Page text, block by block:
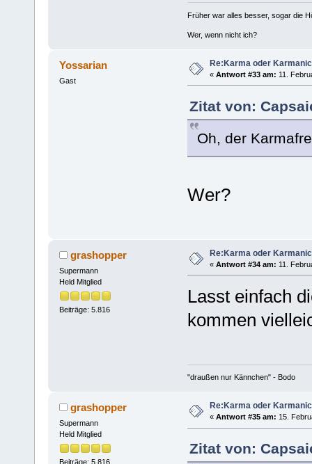
Früher war alles besser, sogar die
Wer, wenn nicht ich?
Yossarian
Gast
Re:Karma oder
« Antwort #33 am: 11.
Zitat von:
Oh, der
Wer?
grashopper
Supermann
Held Mitglied
Beiträge: 5.816
Re:Karma oder
« Antwort #34 am: 11.
Lasst einfach
kommen
"draußen nur Kännchen" - Bodo
grashopper
Supermann
Held Mitglied
Beiträge: 5.816
Re:Karma oder
« Antwort #35 am: 15.
Zitat von: